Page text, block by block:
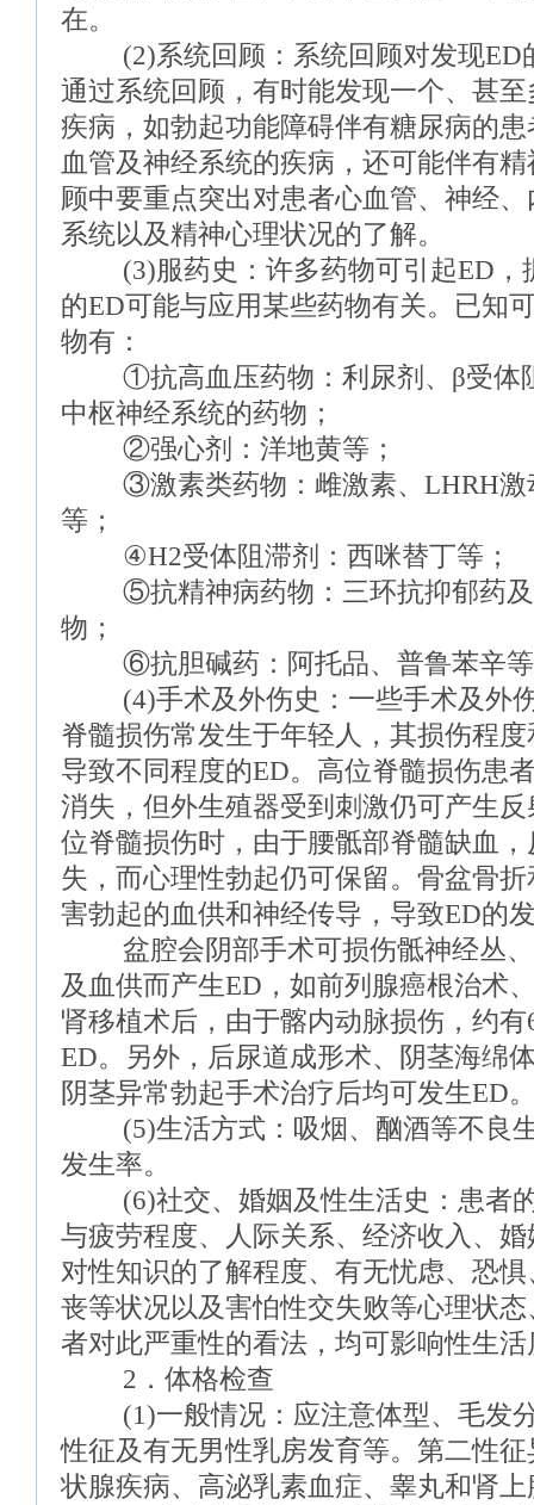
在。
(2)系统回顾：系统回顾对发现ED
通过系统回顾，有时能发现一个、甚
疾病，如勃起功能障碍伴有糖尿病的
血管及神经系统的疾病，还可能伴有
顾中要重点突出对患者心血管、神经
系统以及精神心理状况的了解。
(3)服药史：许多药物可引起ED，
的ED可能与应用某些药物有关。已知
物有：
①抗高血压药物：利尿剂、β受体
中枢神经系统的药物；
②强心剂：洋地黄等；
③激素类药物：雌激素、LHRH激
等；
④H2受体阻滞剂：西咪替丁等；
⑤抗精神病药物：三环抗抑郁药及
物；
⑥抗胆碱药：阿托品、普鲁苯辛
(4)手术及外伤史：一些手术及外伤
脊髓损伤常发生于年轻人，其损伤程
导致不同程度的ED。高位脊髓损伤患
消失，但外生殖器受到刺激仍可产生
位脊髓损伤时，由于腰骶部脊髓缺血
失，而心理性勃起仍可保留。骨盆骨
害勃起的血供和神经传导，导致ED的
盆腔会阴部手术可损伤骶神经丛、
及血供而产生ED，如前列腺癌根治术
肾移植术后，由于髂内动脉损伤，约
ED。另外，后尿道成形术、阴茎海绵
阴茎异常勃起手术治疗后均可发生ED
(5)生活方式：吸烟、酗酒等不良生
发生率。
(6)社交、婚姻及性生活史：患者的
与疲劳程度、人际关系、经济收入、
对性知识的了解程度、有无忧虑、恐
丧等状况以及害怕性交失败等心理状
者对此严重性的看法，均可影响性生活
2．体格检查
(1)一般情况：应注意体型、毛发分
性征及有无男性乳房发育等。第二性
状腺疾病、高泌乳素血症、睾丸和肾